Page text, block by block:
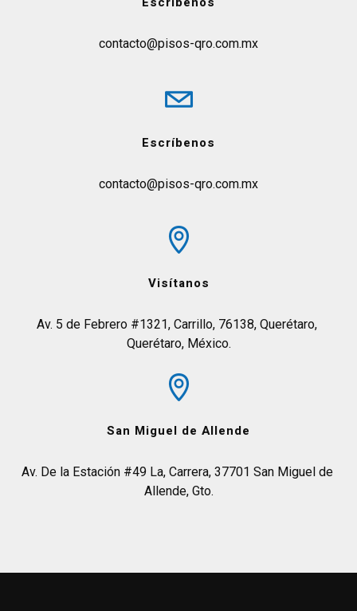
contacto@pisos-qro.com.mx
Escríbenos
contacto@pisos-qro.com.mx
Visítanos
Av. 5 de Febrero #1321, Carrillo, 76138, Querétaro,
Querétaro, México.
San Miguel de Allende
Av. De la Estación #49 La, Carrera, 37701 San Miguel de
Allende, Gto.